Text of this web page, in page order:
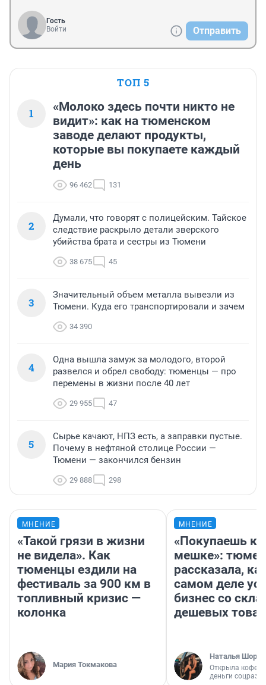
Гость
Войти
Отправить
ТОП 5
1
«Молоко здесь почти никто не
видит»: как на тюменском
заводе делают продукты,
которые вы покупаете каждый
день
96 462 131
2
Думали, что говорят с полицейским. Тайское
следствие раскрыло детали зверского
убийства брата и сестры из Тюмени
38 675 45
3
Значительный объем металла вывезли из
Тюмени. Куда его транспортировали и зачем
34 390
4
Одна вышла замуж за молодого, второй
развелся и обрел свободу: тюменцы — про
перемены в жизни после 40 лет
29 955 47
5
Сырье качают, НПЗ есть, а заправки пустые.
Почему в нефтяной столице России —
Тюмени — закончился бензин
29 888 298
МНЕНИЕ
«Такой грязи в жизни
не видела». Как
тюменцы ездили на
фестиваль за 900 км в
топливный кризис —
колонка
Мария Токмакова
МНЕНИЕ
«Покупаешь
мешке»:
рассказала,
самом деле
бизнес со
дешевых
Наталья
Открыла
деньги